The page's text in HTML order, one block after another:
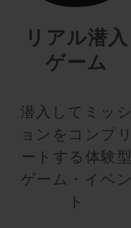
リアル潜入
ゲーム
潜入してミッシ
ョンをコンプリ
ートする体験型
ゲーム・イベン
ト